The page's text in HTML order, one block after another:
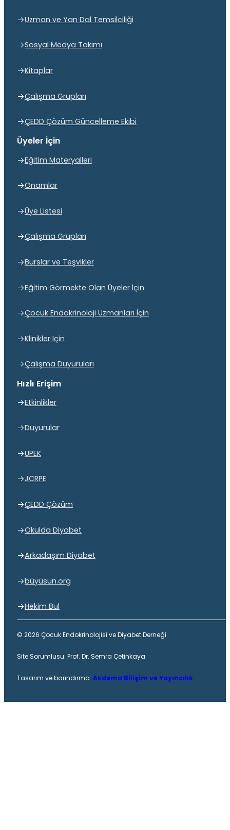
Uzman ve Yan Dal Temsilciliği
Sosyal Medya Takımı
Kitaplar
Çalışma Grupları
ÇEDD Çözüm Güncelleme Ekibi
Üyeler İçin
Eğitim Materyalleri
Onamlar
Üye Listesi
Çalışma Grupları
Burslar ve Teşvikler
Eğitim Görmekte Olan Üyeler İçin
Çocuk Endokrinoloji Uzmanları İçin
Klinikler İçin
Çalışma Duyuruları
Hızlı Erişim
Etkinlikler
Duyurular
UPEK
JCRPE
ÇEDD Çözüm
Okulda Diyabet
Arkadaşım Diyabet
büyüsün.org
Hekim Bul
© 2026 Çocuk Endokrinolojisi ve Diyabet Derneği
Site Sorumlusu: Prof. Dr. Semra Çetinkaya
Tasarım ve barındırma: Akdema Bilişim ve Yayıncılık